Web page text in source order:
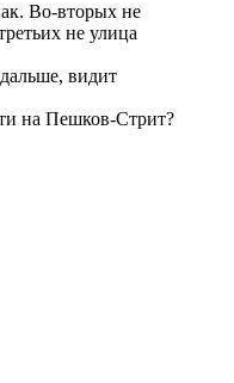
Во-вторых не
не улица
видит
на Пешков-Стрит?